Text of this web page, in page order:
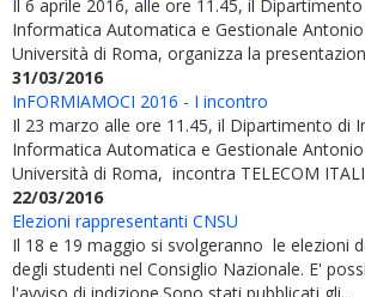
Il 6 aprile 2016, alle ore 11.45, il
Informatica Automatica e Gestionale Antonio
Università di Roma, organizza la
31/03/2016
InFORMIAMOCI 2016 - I incontro
Il 23 marzo alle ore 11.45, il Dipartimento di
Informatica Automatica e Gestionale Antonio
Università di Roma, incontra TELECOM
22/03/2016
Elezioni rappresentanti CNSU
Il 18 e 19 maggio si svolgeranno le elezioni
degli studenti nel Consiglio Nazionale. E'